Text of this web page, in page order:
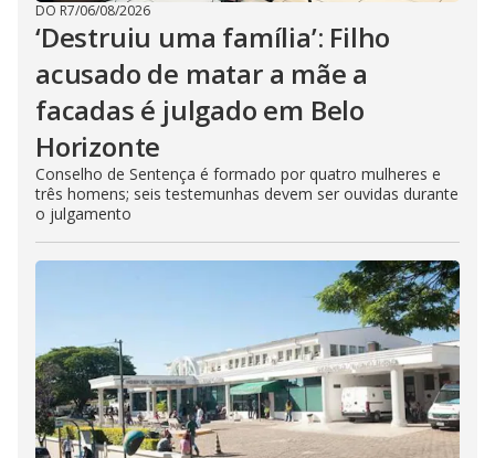
DO R7/06/08/2026
‘Destruiu uma família’: Filho
acusado de matar a mãe a
facadas é julgado em Belo
Horizonte
Conselho de Sentença é formado por quatro mulheres e
três homens; seis testemunhas devem ser ouvidas durante
o julgamento